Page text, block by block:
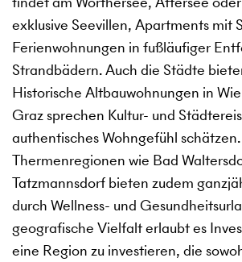
exklusive Seevillen, Apartments mit
Ferienwohnungen in fußläufiger
Strandbädern. Auch die Städte
Historische Altbauwohnungen in
Graz sprechen Kultur- und
authentisches Wohngefühl schätzen.
Thermenregionen wie Bad
Tatzmannsdorf bieten zudem
durch Wellness- und
geografische Vielfalt erlaubt es
eine Region zu investieren, die